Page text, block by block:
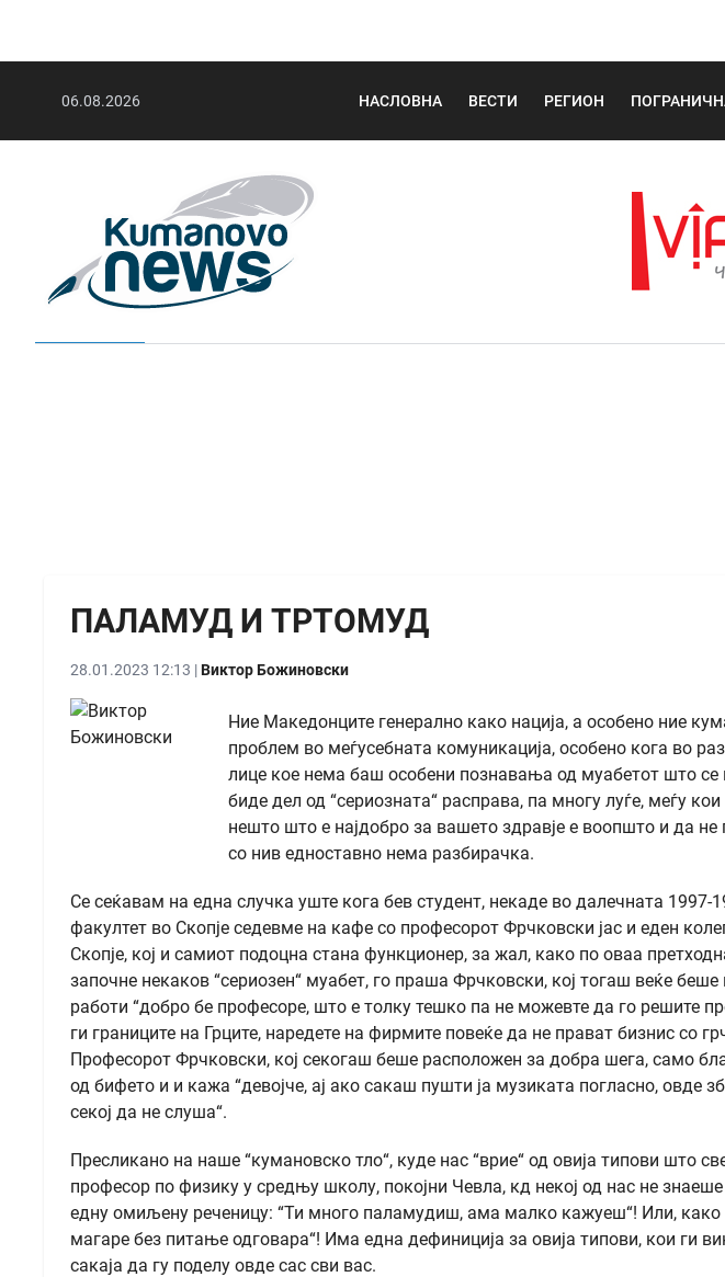
06.08.2026 НАСЛОВНА ВЕСТИ РЕГИОН
ПАЛАМУД И ТРТОМУД
28.01.2023 12:13 |Виктор Божиновски
Ние Македонците генерално како нација, а особено ние
проблем во меѓусебната комуникација, особено кога во
лице кое нема баш особени познавања од муабетот што се
биде дел од “сериозната“ расправа, па многу луѓе, меѓу
нешто што е најдобро за вашето здравје е воопшто и да не
со нив едноставно нема разбирачка.
Се сеќавам на една случка уште кога бев студент, некаде во далечната
факултет во Скопје седевме на кафе со професорот Фрчковски јас и еден
Скопје, кој и самиот подоцна стана функционер, за жал, како по оваа
започне некаков “сериозен“ муабет, го праша Фрчковски, кој тогаш веќе
работи “добро бе професоре, што е толку тешко па не можевте да го решите
ги границите на Грците, наредете на фирмите повеќе да не прават бизнис со
Професорот Фрчковски, кој секогаш беше расположен за добра шега, само
од бифето и и кажа “девојче, ај ако сакаш пушти ја музиката погласно, овде
секој да не слуша“.
Пресликано на наше “кумановско тло“, куде нас “врие“ од овија типови што
професор по физику у средњу школу, покојни Чевла, кд некој од нас не
едну омиљену реченицу: “Ти много паламудиш, ама малко кажуеш“! Или,
магаре без питање одговара“! Има една дефиниција за овија типови, кои ги
сакаја да гу поделу овде сас сви вас.